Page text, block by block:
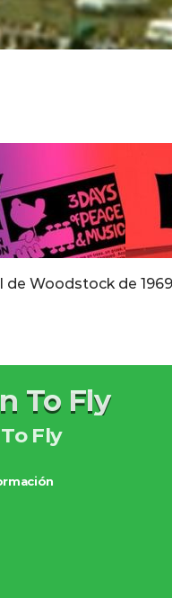
de Woodstock de
To Fly
Fly